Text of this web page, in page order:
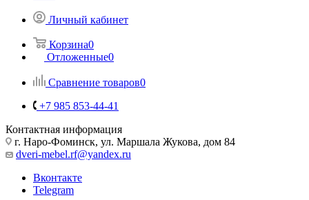
Личный кабинет
Корзина0
Отложенные0
Сравнение товаров0
+7 985 853-44-41
Контактная информация
г. Наро-Фоминск, ул. Маршала Жукова, дом 84
dveri-mebel.rf@yandex.ru
Вконтакте
Telegram